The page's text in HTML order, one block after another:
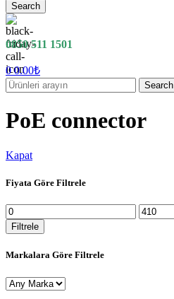
Search
0850 511 1501
00.00₺
Search
PoE connector
Kapat
Fiyata Göre Filtrele
En
düşük
fiyat
En
yüksek
Filtrele
Markalara Göre Filtrele